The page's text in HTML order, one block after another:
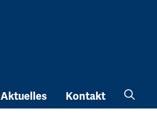
Aktuelles Kontakt